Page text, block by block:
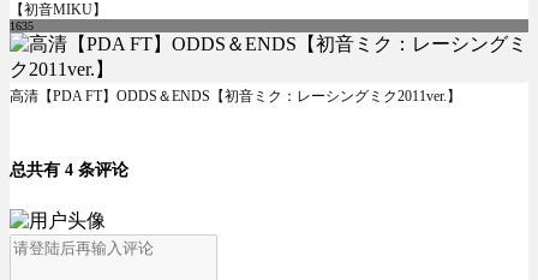
【初音MIKU】
1635
高清【PDA FT】ODDS＆ENDS【初音ミク：レーシングミク2011ver.】
总共有 4 条评论